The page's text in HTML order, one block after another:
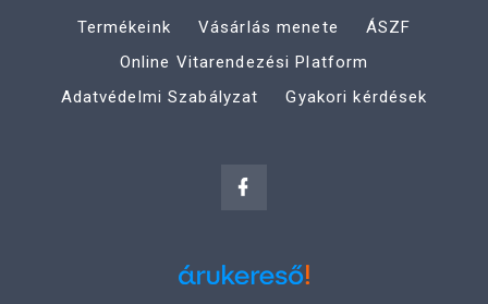
Termékeink Vásárlás menete
ÁSZF
Online Vitarendezési Platform
Adatvédelmi Szabályzat
Gyakori kérdések